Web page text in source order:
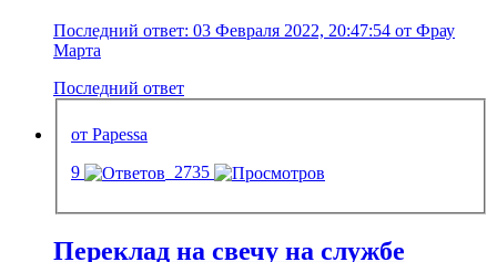
Последний ответ: 03 Февраля 2022, 20:47:54 от Фрау
Марта
Последний ответ
от Papessa
9
2735
Переклад на свечу на службе